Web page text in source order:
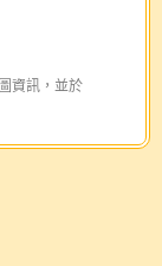
資訊，並於